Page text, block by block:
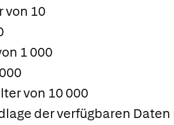
von 10
1 000
von 10 000
der verfügbaren